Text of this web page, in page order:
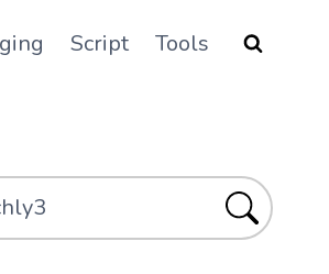
Script Tools